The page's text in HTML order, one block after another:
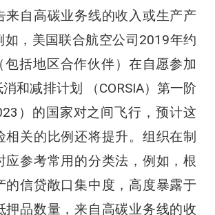
来自高碳业务线的收入或生产产
如，美国联合航空公司2019年约
包括地区合作伙伴）在自愿参加
和减排计划 （CORSIA）第一阶
）的国家对之间飞行，预计这
相关的比例还将提升。组织在制
应参考常用的分类法，例如，根
的信贷敞口集中度，高度暴露于
押品数量，来自高碳业务线的收